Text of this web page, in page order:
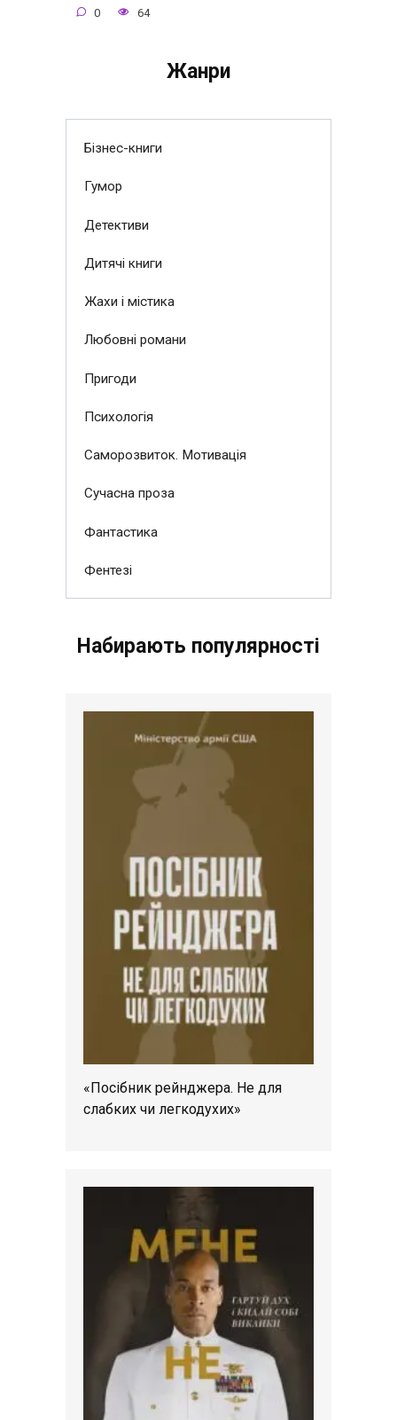
0 64
Жанри
Бізнес-книги
Гумор
Детективи
Дитячі книги
Жахи і містика
Любовні романи
Пригоди
Психологія
Саморозвиток. Мотивація
Сучасна проза
Фантастика
Фентезі
Набирають популярності
«Посібник рейнджера. Не для
слабких чи легкодухих»